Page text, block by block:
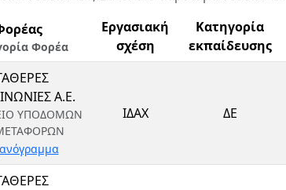
Φορέα
Εργασιακή
σχέση
Κατηγορία
εκπαίδευσης
Α.Ε.
ΥΠΟΔΟΜΩΝ
ΙΔΑΧ ΔΕ